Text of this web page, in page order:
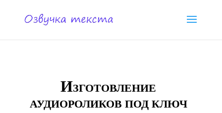
Изготовление
аудиороликов под ключ